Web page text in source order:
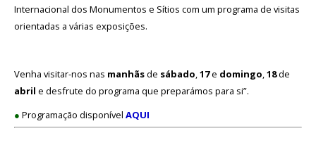
Internacional dos Monumentos e Sítios com um programa de visitas
orientadas a várias exposições.
Venha visitar-nos nas manhãsde sábado,17e domingo,18de
abril e desfrute do programa que preparámos para si”.
● Programação disponível AQUI